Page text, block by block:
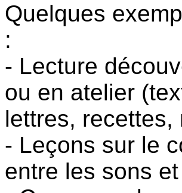
Quelques
:
- Lecture
ou en atelier
lettres,
- Leçons sur le
entre les sons